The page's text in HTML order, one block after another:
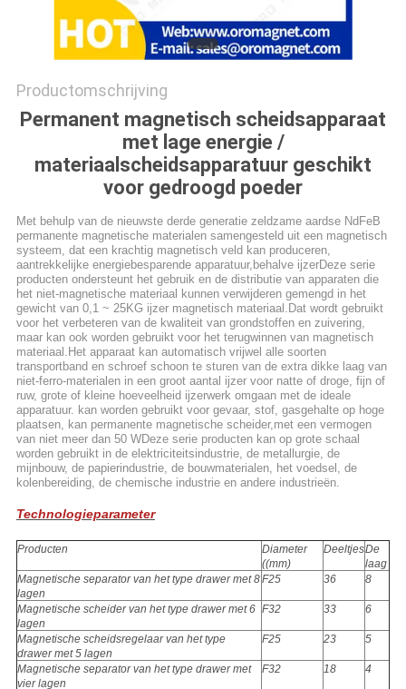
Productomschrijving
Permanent magnetisch scheidsapparaat
met lage energie /
materiaalscheidsapparatuur geschikt
voor gedroogd poeder
Met behulp van de nieuwste derde generatie zeldzame aardse NdFeB
permanente magnetische materialen samengesteld uit een magnetisch
systeem, dat een krachtig magnetisch veld kan produceren,
aantrekkelijke energiebesparende apparatuur,behalve ijzerDeze serie
producten ondersteunt het gebruik en de distributie van apparaten die
het niet-magnetische materiaal kunnen verwijderen gemengd in het
gewicht van 0,1 ~ 25KG ijzer magnetisch materiaal.Dat wordt gebruikt
voor het verbeteren van de kwaliteit van grondstoffen en zuivering,
maar kan ook worden gebruikt voor het terugwinnen van magnetisch
materiaal.Het apparaat kan automatisch vrijwel alle soorten
transportband en schroef schoon te sturen van de extra dikke laag van
niet-ferro-materialen in een groot aantal ijzer voor natte of droge, fijn of
ruw, grote of kleine hoeveelheid ijzerwerk omgaan met de ideale
apparatuur. kan worden gebruikt voor gevaar, stof, gasgehalte op hoge
plaatsen, kan permanente magnetische scheider,met een vermogen
van niet meer dan 50 WDeze serie producten kan op grote schaal
worden gebruikt in de elektriciteitsindustrie, de metallurgie, de
mijnbouw, de papierindustrie, de bouwmaterialen, het voedsel, de
kolenbereiding, de chemische industrie en andere industrieën.
Technologieparameter
Producten
Diameter
((mm)
DeeltjesDe
laag
Magnetische separator van het type drawer met 8
lagen
F25 36 8
Magnetische scheider van het type drawer met 6
lagen
F32 33 6
Magnetische scheidsregelaar van het type
drawer met 5 lagen
F25 23 5
Magnetische separator van het type drawer met
vier lagen
F32 18 4